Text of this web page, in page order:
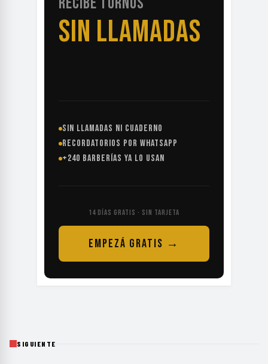
SIN LLAMADAS
SIN LLAMADAS NI CUADERNO
RECORDATORIOS POR WHATSAPP
+240 BARBERÍAS YA LO USAN
14 DÍAS GRATIS · SIN TARJETA
EMPEZÁ GRATIS →
SIGUIENTE